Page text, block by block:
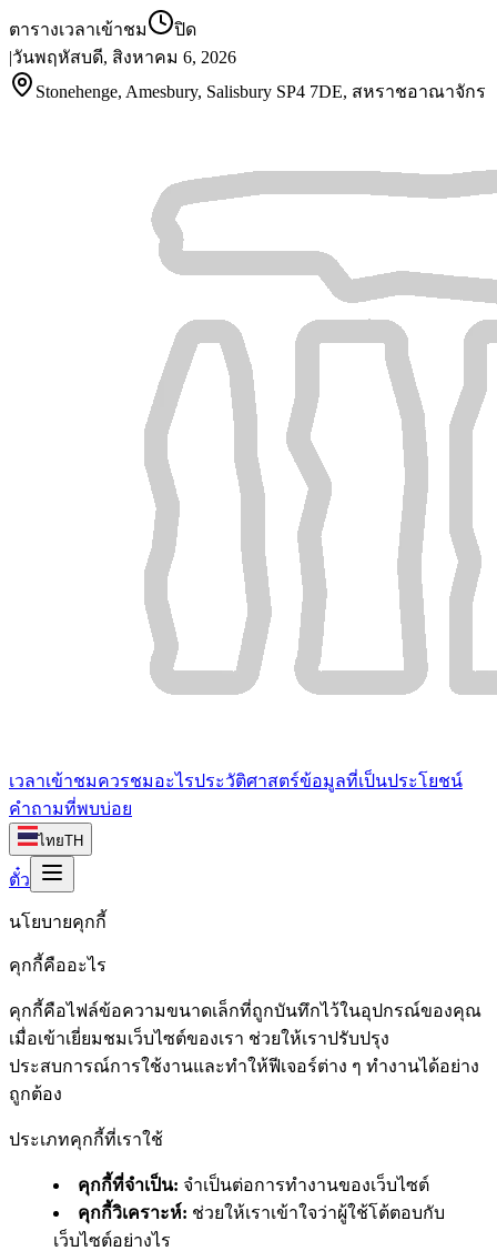
ตารางเวลาเข้าชม
ปิด
|วันพฤหัสบดี, สิงหาคม 6, 2026
Stonehenge, Amesbury, Salisbury SP4 7DE, สหราชอาณาจักร
เวลาเข้าชมควรชมอะไรประวัติศาสตร์ข้อมูลที่เป็นประโยชน์
คำถามที่พบบ่อย
ไทยTH
ตั๋ว
นโยบายคุกกี้
คุกกี้คืออะไร
คุกกี้คือไฟล์ข้อความขนาดเล็กที่ถูกบันทึกไว้ในอุปกรณ์ของคุณ
เมื่อเข้าเยี่ยมชมเว็บไซต์ของเรา ช่วยให้เราปรับปรุง
ประสบการณ์การใช้งานและทำให้ฟีเจอร์ต่าง ๆ ทำงานได้อย่าง
ถูกต้อง
ประเภทคุกกี้ที่เราใช้
คุกกี้ที่จำเป็น: จำเป็นต่อการทำงานของเว็บไซต์
คุกกี้วิเคราะห์: ช่วยให้เราเข้าใจว่าผู้ใช้โต้ตอบกับ
เว็บไซต์อย่างไร